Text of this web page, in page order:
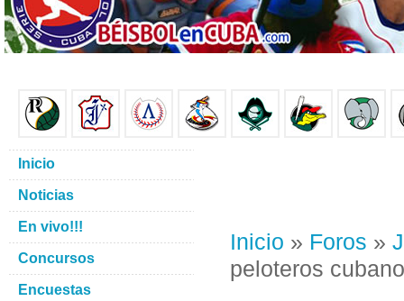
Inicio » Foros »
peloteros
Inicio
Noticias
En vivo!!!
Concursos
Encuestas